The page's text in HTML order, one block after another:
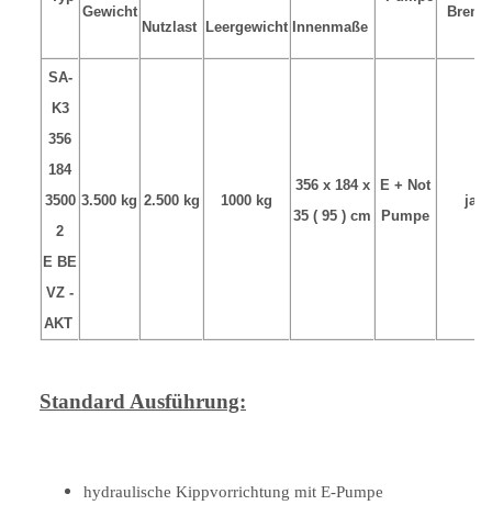
Gewicht
Nutzlast Leergewicht Innenmaße
SA-
K3
356
184
3500
2
E BE
VZ -
AKT
3.500 kg 2.500 kg 1000 kg
356 x 184 x
35 ( 95 ) cm
E + Not
Pumpe
ja
Standard Ausführung:
hydraulische Kippvorrichtung mit E-Pumpe